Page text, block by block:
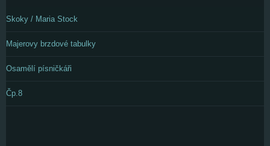
Skoky / Maria Stock
Majerovy brzdové tabulky
Osamělí písničkáři
Čp.8